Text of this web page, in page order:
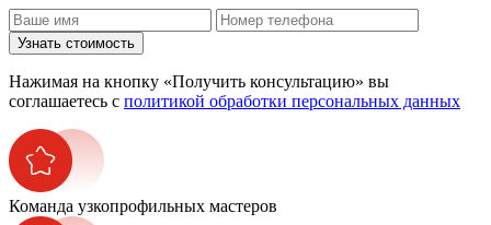
Узнать стоимость
Нажимая на кнопку «Получить консультацию» вы
соглашаетесь с политикой обработки персональных данных
Команда узкопрофильных мастеров